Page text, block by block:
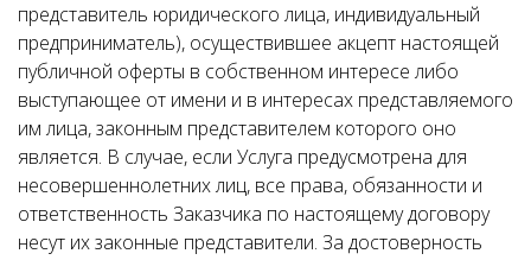
представитель юридического лица, индивидуальный
предприниматель), осуществившее акцепт настоящей
публичной оферты в собственном интересе либо
выступающее от имени и в интересах представляемого
им лица, законным представителем которого оно
является. В случае, если Услуга предусмотрена для
несовершеннолетних лиц, все права, обязанности и
ответственность Заказчика по настоящему договору
несут их законные представители. За достоверность